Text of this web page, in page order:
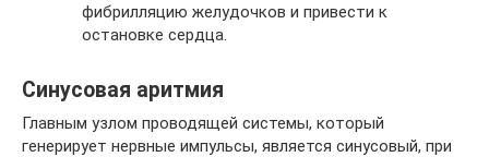
фибрилляцию желудочков и привести к
остановке сердца.
Синусовая аритмия
Главным узлом проводящей системы, который
генерирует нервные импульсы, является синусовый, при